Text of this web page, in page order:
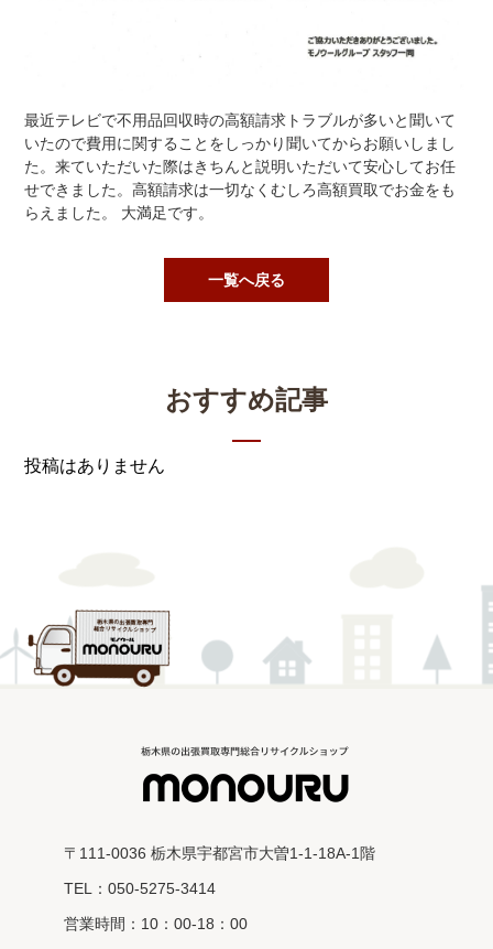
最近テレビで不用品回収時の高額請求トラブルが多いと聞いて
いたので費用に関することをしっかり聞いてからお願いしまし
た。来ていただいた際はきちんと説明いただいて安心してお任
せできました。高額請求は一切なくむしろ高額買取でお金をも
らえました。 大満足です。
一覧へ戻る
おすすめ記事
投稿はありません
〒111-0036 栃木県宇都宮市大曽1-1-18A-1階
TEL：050-5275-3414
営業時間：10：00-18：00